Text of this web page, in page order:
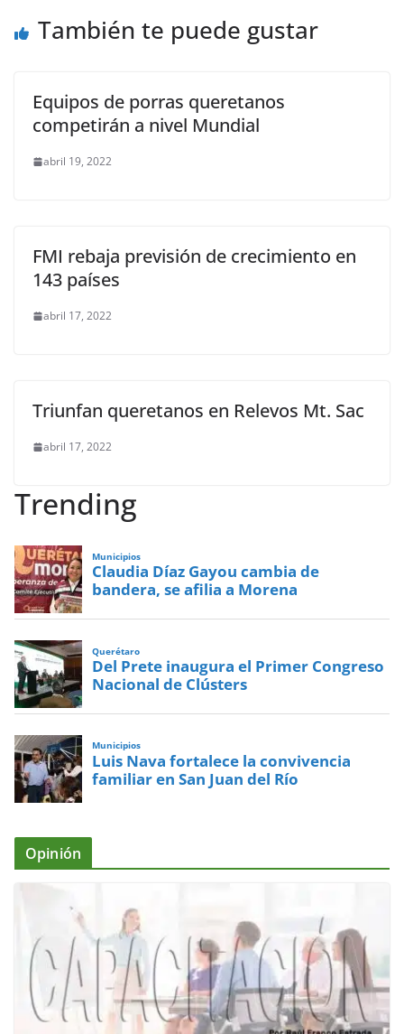
k
También te puede gustar
Equipos de porras queretanos
competirán a nivel Mundial
abril 19, 2022
FMI rebaja previsión de crecimiento en
143 países
abril 17, 2022
Triunfan queretanos en Relevos Mt. Sac
abril 17, 2022
Trending
Municipios
Claudia Díaz Gayou cambia de
bandera, se afilia a Morena
Querétaro
Del Prete inaugura el Primer Congreso
Nacional de Clústers
Municipios
Luis Nava fortalece la convivencia
familiar en San Juan del Río
Opinión